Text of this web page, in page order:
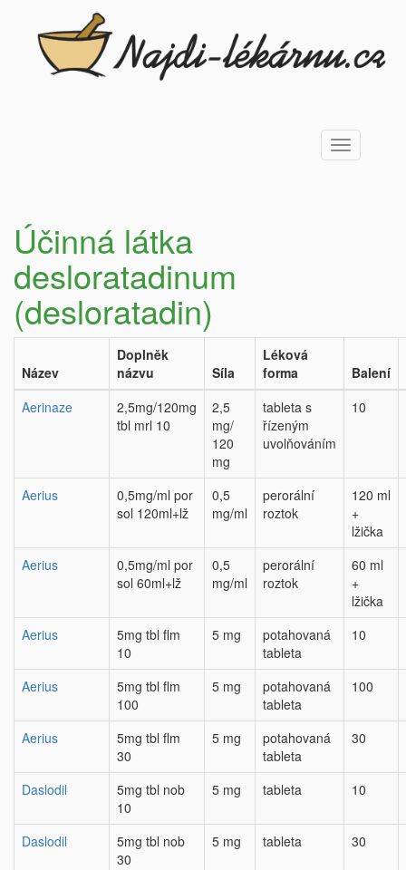
Toggle
navigation
Účinná látka
desloratadinum
(desloratadin)
Název
Doplněk
názvu
Síla
Léková
forma
Balení
Aerinaze
2,5mg/120mg
tbl mrl 10
2,5
mg/
120
mg
tableta s
řízeným
uvolňováním
10
Aerius
0,5mg/ml por
sol 120ml+lž
0,5
mg/ml
perorální
roztok
120 ml
+
lžička
Aerius
0,5mg/ml por
sol 60ml+lž
0,5
mg/ml
perorální
roztok
60 ml
+
lžička
Aerius
5mg tbl flm
10
5 mg
potahovaná
tableta
10
Aerius
5mg tbl flm
100
5 mg
potahovaná
tableta
100
Aerius
5mg tbl flm
30
5 mg
potahovaná
tableta
30
Daslodil
5mg tbl nob
10
5 mg tableta 10
Daslodil
5mg tbl nob
30
5 mg tableta 30